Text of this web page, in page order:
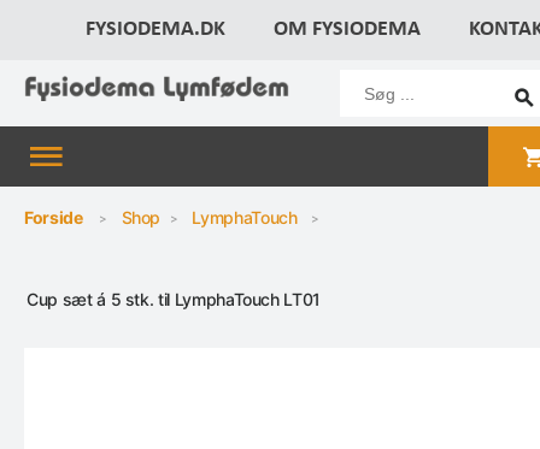
FYSIODEMA.DK OM FYSIODEMA
Forside Shop LymphaTouch
Cup sæt á 5 stk. til LymphaTouch LT01